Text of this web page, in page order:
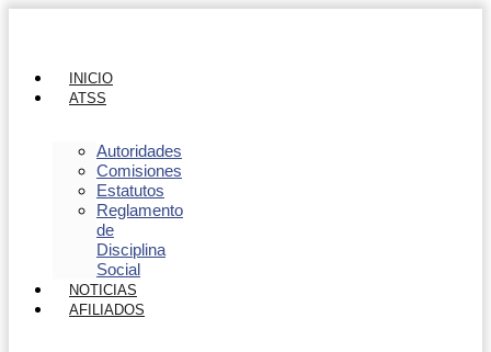
INICIO
ATSS
Autoridades
Comisiones
Estatutos
Reglamento
de
Disciplina
Social
NOTICIAS
AFILIADOS